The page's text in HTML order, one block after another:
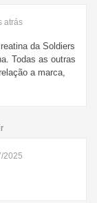
atrás
da Soldiers
Todas as outras
a marca,
2025